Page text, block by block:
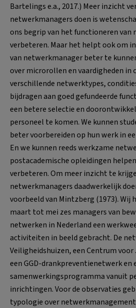
Bartelings e.a., 2017.) Meer inzicht
netwerkmanagers doen is
ons begrip van het functioneren van
verbeteren. Maar het helpt ook om
van netwerkmanager beter te
over microrollen en vaardigheden in
verschillende netwerktypes,
bijdragen aan goed gefundeerde
een betere selectie en
personeel te komen. We kunnen
beter voorbereiden op hun werk in
En we kunnen reeds werkzame
postacademische opleidingen
verbeteren. Om meer inzicht te
netwerkmanagers daadwerkelijk
voorbeeld van Mintzberg (1973). Wij
maart tot mei zes managers van
netwerken in Nederland een
activiteiten in beeld gebracht. De
Veiligheidshuizen, een Centrum voor
een GGD-drankpreventienetwerk en
samenwerkingsprogramma vanuit
inrichtingen. Voor de observaties
typologie over